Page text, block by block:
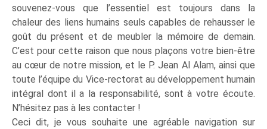
souvenez-vous que l’essentiel est toujours dans la
chaleur des liens humains seuls capables de rehausser le
goût du présent et de meubler la mémoire de demain.
C’est pour cette raison que nous plaçons votre bien-être
au cœur de notre mission, et le P. Jean Al Alam, ainsi que
toute l’équipe du Vice-rectorat au développement humain
intégral dont il a la responsabilité, sont à votre écoute.
N’hésitez pas à les contacter !
Ceci dit, je vous souhaite une agréable navigation sur